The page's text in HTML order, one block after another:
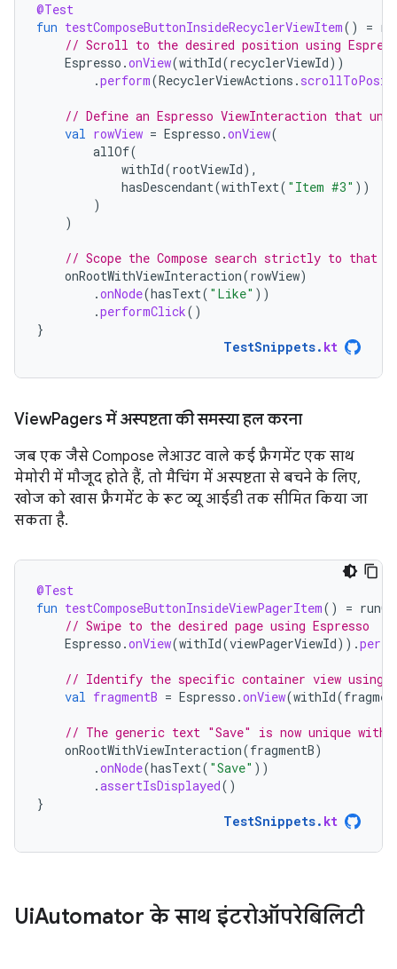
@Test
fun testComposeButtonInsideRecyclerViewItem() =
// Scroll to the desired position using
Espresso .onView(withId(recyclerViewId))
.perform(RecyclerViewActions .
// Define an Espresso ViewInteraction that
val rowView = Espresso .onView(
allOf(
withId(rootViewId),
hasDescendant(withText( "Item #3" ))
)
)
// Scope the Compose search strictly to that
onRootWithViewInteraction(rowView)
.onNode(hasText( "Like" ))
.performClick()
}
TestSnippets. kt
ViewPagers में अस्पष्टता की समस्या हल करना
जब एक जैसे Compose लेआउट वाले कई फ़्रैगमेंट एक साथ
मेमोरी में मौजूद होते हैं, तो मैचिंग में अस्पष्टता से बचने के लिए,
खोज को खास फ़्रैगमेंट के रूट व्यू आईडी तक सीमित किया जा
सकता है.
@Test
fun testComposeButtonInsideViewPagerItem() =
// Swipe to the desired page using Espresso
Espresso .onView(withId(viewPagerViewId)).
// Identify the specific container view using
val fragmentB = Espresso .onView(withId(
// The generic text "Save" is now unique
onRootWithViewInteraction(fragmentB)
.onNode(hasText( "Save" ))
.assertIsDisplayed()
}
TestSnippets. kt
UiAutomator के साथ इंटरोऑपरेबिलिटी